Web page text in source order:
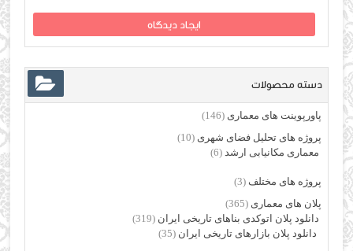
دسته محصولات
پاورپوینت های معماری (146)
پروژه های تحلیل فضای شهری (10)
معماری مکانیابی ارشد (6)
پروژه های مختلف (3)
پلان های معماری (365)
دانلود پلان اتوکدی بناهای تاریخی ایران (319)
دانلود پلان بازارهای تاریخی ایران (35)